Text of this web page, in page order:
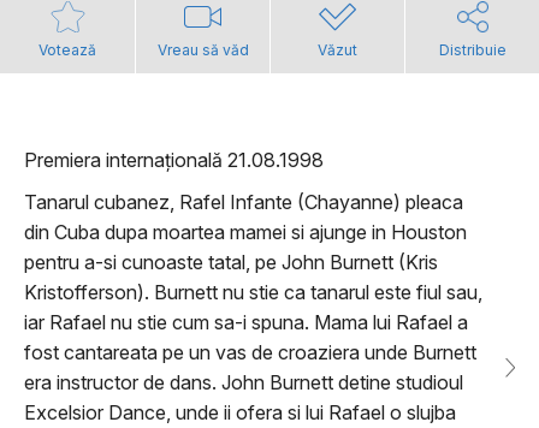
Votează Vreau să văd Văzut Distribuie
Premiera internațională 21.08.1998
Tanarul cubanez, Rafel Infante (Chayanne) pleaca
din Cuba dupa moartea mamei si ajunge in Houston
pentru a-si cunoaste tatal, pe John Burnett (Kris
Kristofferson). Burnett nu stie ca tanarul este fiul sau,
iar Rafael nu stie cum sa-i spuna. Mama lui Rafael a
fost cantareata pe un vas de croaziera unde Burnett
era instructor de dans. John Burnett detine studioul
Excelsior Dance, unde ii ofera si lui Rafael o slujba